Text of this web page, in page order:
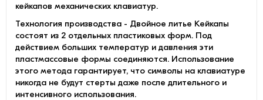
кейкапов механических клавиатур.
Технология производства - Двойное литье Кейкапы
состоят из 2 отдельных пластиковых форм. Под
действием больших температур и давления эти
пластмассовые формы соединяются. Использование
этого метода гарантирует, что символы на клавиатуре
никогда не будут стерты даже после длительного и
интенсивного использования.